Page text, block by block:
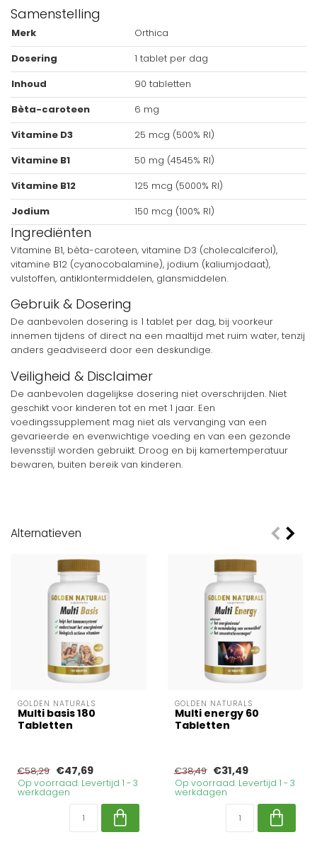
Samenstelling
Merk
Orthica
Dosering
1 tablet per dag
Inhoud
90 tabletten
Bèta-caroteen
6 mg
Vitamine D3
25 mcg (500% RI)
Vitamine B1
50 mg (4545% RI)
Vitamine B12
125 mcg (5000% RI)
Jodium
150 mcg (100% RI)
Ingrediënten
Vitamine B1, bèta-caroteen, vitamine D3 (cholecalciferol),
vitamine B12 (cyanocobalamine), jodium (kaliumjodaat),
vulstoffen, antiklontermiddelen, glansmiddelen.
Gebruik & Dosering
De aanbevolen dosering is 1 tablet per dag, bij voorkeur
innemen tijdens of direct na een maaltijd met ruim water, tenzij
anders geadviseerd door een deskundige.
Veiligheid & Disclaimer
De aanbevolen dagelijkse dosering niet overschrijden. Niet
geschikt voor kinderen tot en met 1 jaar. Een
voedingssupplement mag niet als vervanging van een
gevarieerde en evenwichtige voeding en van een gezonde
levensstijl worden gebruikt. Droog en bij kamertemperatuur
bewaren, buiten bereik van kinderen.
Alternatieven
GOLDEN NATURALS
Multi basis 180
Tabletten
€58,29 €47,69
Op voorraad. Levertijd 1 - 3
werkdagen
GOLDEN NATURALS
Multi energy 60
Tabletten
€38,49 €31,49
Op voorraad. Levertijd 1 - 3
werkdagen